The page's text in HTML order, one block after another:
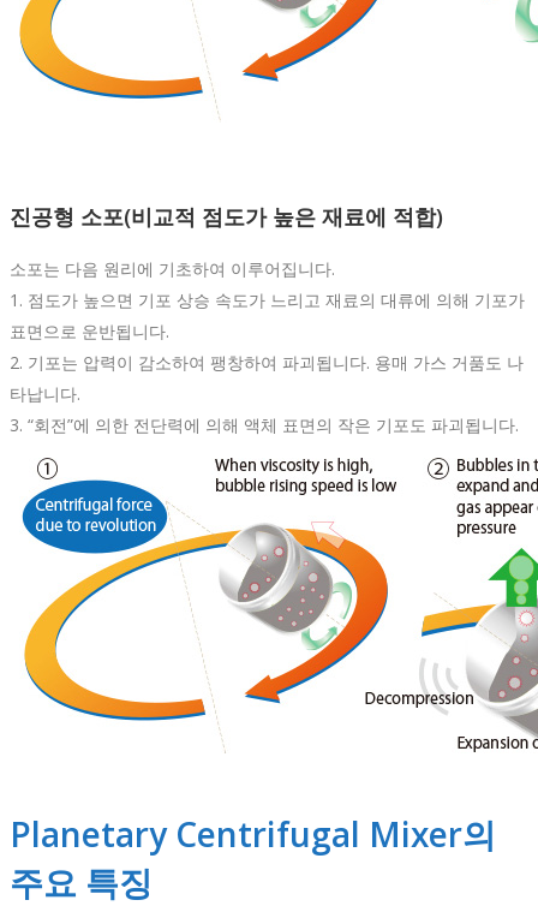
진공형 소포(비교적 점도가 높은 재료에 적합)
소포는 다음 원리에 기초하여 이루어집니다.
1. 점도가 높으면 기포 상승 속도가 느리고 재료의 대류에 의해 기포가
표면으로 운반됩니다.
2. 기포는 압력이 감소하여 팽창하여 파괴됩니다. 용매 가스 거품도 나
타납니다.
3. “회전”에 의한 전단력에 의해 액체 표면의 작은 기포도 파괴됩니다.
Planetary Centrifugal Mixer의
주요 특징